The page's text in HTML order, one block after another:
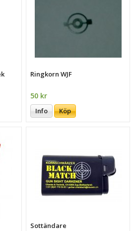
Ringkorn WJF
50 kr
Info Köp
Sottändare